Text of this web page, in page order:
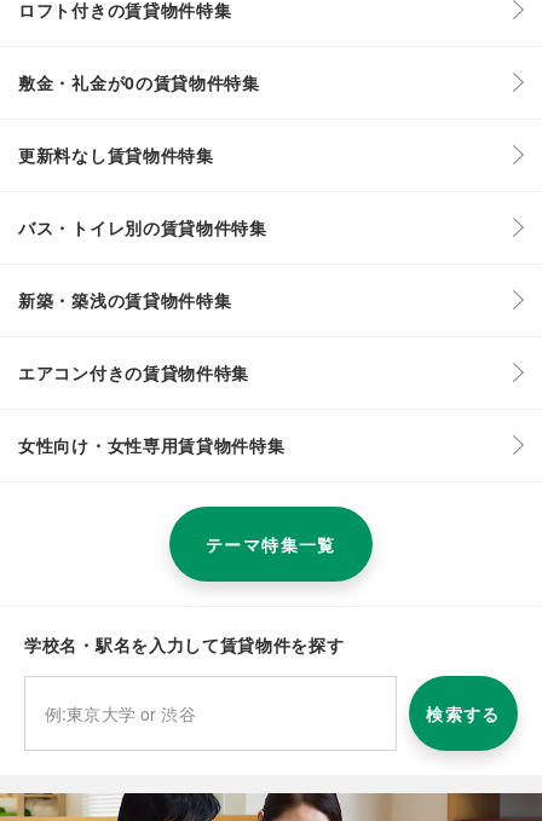
ロフト付きの賃貸物件特集
敷金・礼金が0の賃貸物件特集
更新料なし賃貸物件特集
バス・トイレ別の賃貸物件特集
新築・築浅の賃貸物件特集
エアコン付きの賃貸物件特集
女性向け・女性専用賃貸物件特集
テーマ特集一覧
学校名・駅名を入力して賃貸物件を探す
検索する